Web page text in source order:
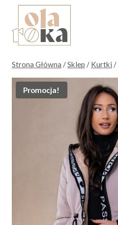
Przejdź
treści
Strona Główna /Sklep / Kurtki /
Promocja!